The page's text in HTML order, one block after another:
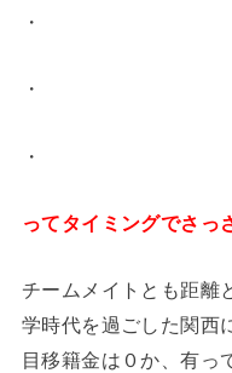
・
・
・
ってタイミングでさっ
チームメイトとも距離
学時代を過ごした関西
目移籍金は０か、有っ